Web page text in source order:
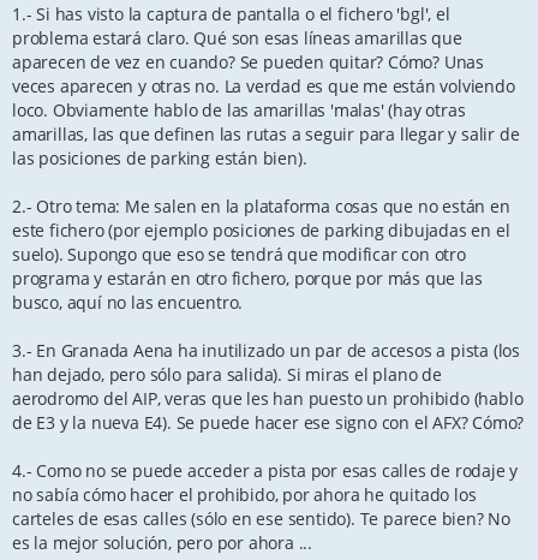
1.- Si has visto la captura de pantalla o el fichero 'bgl', el
problema estará claro. Qué son esas líneas amarillas que
aparecen de vez en cuando? Se pueden quitar? Cómo? Unas
veces aparecen y otras no. La verdad es que me están volviendo
loco. Obviamente hablo de las amarillas 'malas' (hay otras
amarillas, las que definen las rutas a seguir para llegar y salir de
las posiciones de parking están bien).
2.- Otro tema: Me salen en la plataforma cosas que no están en
este fichero (por ejemplo posiciones de parking dibujadas en el
suelo). Supongo que eso se tendrá que modificar con otro
programa y estarán en otro fichero, porque por más que las
busco, aquí no las encuentro.
3.- En Granada Aena ha inutilizado un par de accesos a pista (los
han dejado, pero sólo para salida). Si miras el plano de
aerodromo del AIP, veras que les han puesto un prohibido (hablo
de E3 y la nueva E4). Se puede hacer ese signo con el AFX? Cómo?
4.- Como no se puede acceder a pista por esas calles de rodaje y
no sabía cómo hacer el prohibido, por ahora he quitado los
carteles de esas calles (sólo en ese sentido). Te parece bien? No
es la mejor solución, pero por ahora ...